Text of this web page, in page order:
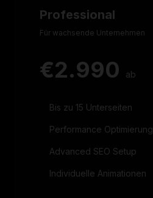
Professional
Für wachsende Unternehmen
€2.990 ab
Bis zu 15 Unterseiten
Performance Optimierung
Advanced SEO Setup
Individuelle Animationen